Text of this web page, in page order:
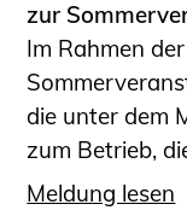
zur
Im Rahmen
die unter dem
zum Betrieb,
Meldung lesen